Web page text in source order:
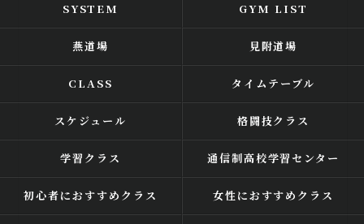
SYSTEM GYM LIST
燕道場 見附道場
CLASS タイムテーブル
スケジュール 格闘技クラス
学習クラス 通信制高校学習センター
初心者におすすめクラス 女性におすすめクラス